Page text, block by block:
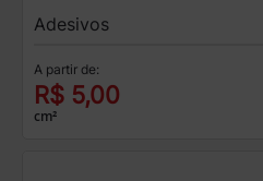
Adesivos
A partir de:
R$ 5,00
cm²